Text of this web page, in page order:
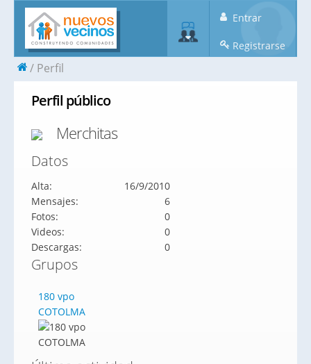
Entrar
Registrarse
Perfil
Perfil público
Merchitas
Datos
Alta:
16/9/2010
Mensajes:
6
Fotos:
0
Videos:
0
Descargas:
0
Grupos
180 vpo
COTOLMA